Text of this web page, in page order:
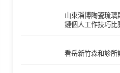
山東淄博陶瓷琉璃
鏈個人工作技巧比
看岳新竹森和診所